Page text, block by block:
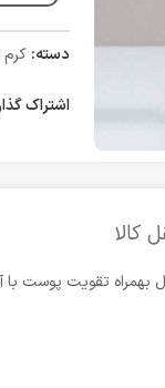
دسته:
اشتراک
کالا
تقویت پوست با